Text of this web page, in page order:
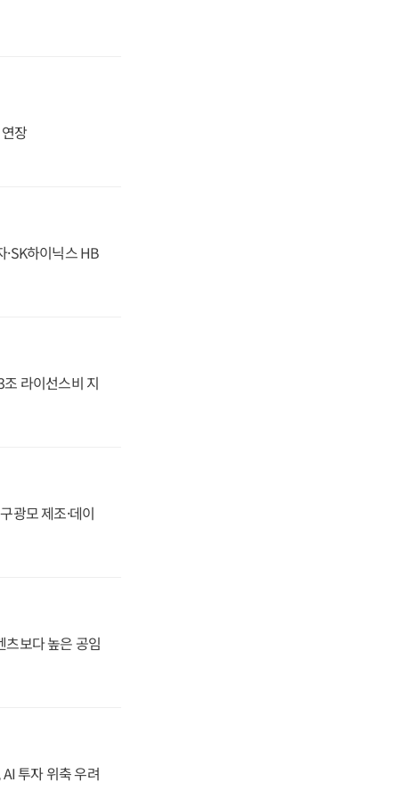
장
하이닉스 HB
라이선스비 지
광모 제조·데이
츠보다 높은 공임
투자 위축 우려